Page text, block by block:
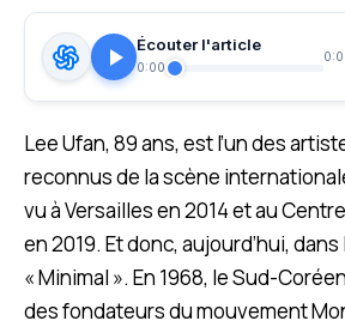
Écouter l'article
0:00
Lee Ufan, 89 ans, est l’un des
reconnus de la scène
vu à Versailles en 2014 et au
en 2019. Et donc, aujourd’hui,
« Minimal ». En 1968, le Sud-
des fondateurs du mouvement